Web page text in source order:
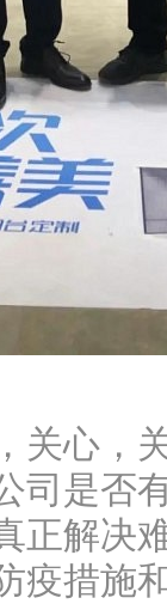
关心，
司是否
正解决
疫措施